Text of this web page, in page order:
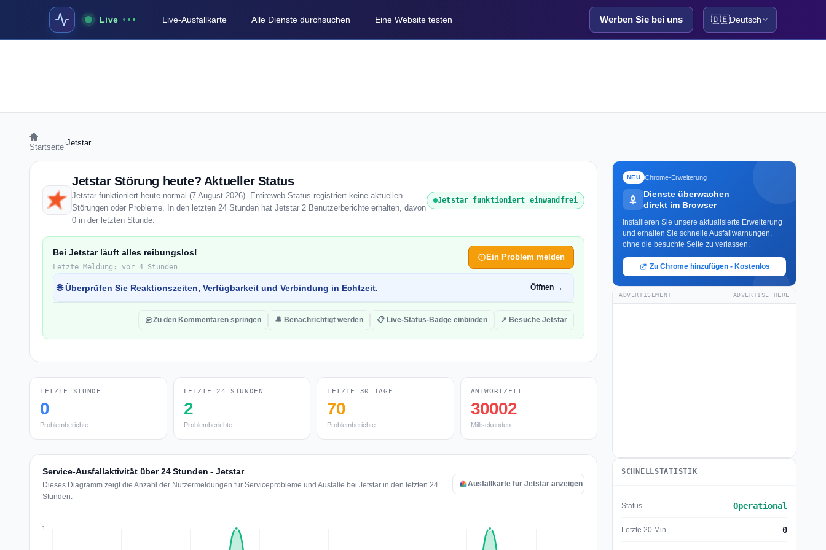
Live Live-Ausfallkarte Alle Dienste durchsuchen Eine Website testen Werben Sie bei uns 🇩🇪Deutsch
Startseite Jetstar
Jetstar Störung heute? Aktueller Status
Jetstar funktioniert heute normal (7 August 2026). Entireweb Status registriert keine aktuellen
Störungen oder Probleme. In den letzten 24 Stunden hat Jetstar 2 Benutzerberichte erhalten, davon
0 in der letzten Stunde.
Jetstar funktioniert einwandfrei
Bei Jetstar läuft alles reibungslos!
Letzte Meldung: vor 4 Stunden
Ein Problem melden
🌐 Überprüfen Sie Reaktionszeiten, Verfügbarkeit und Verbindung in Echtzeit. Öffnen →
Zu den Kommentaren springen 🔔 Benachrichtigt werden 📋 Live-Status-Badge einbinden ↗ Besuche Jetstar
LETZTE STUNDE
0
Problemberichte
LETZTE 24 STUNDEN
2
Problemberichte
LETZTE 30 TAGE
70
Problemberichte
ANTWORTZEIT
30002
Millisekunden
Service-Ausfallaktivität über 24 Stunden - Jetstar
Dieses Diagramm zeigt die Anzahl der Nutzermeldungen für Serviceprobleme und Ausfälle bei Jetstar in den letzten 24
Stunden.
Ausfallkarte für Jetstar anzeigen
NEU Chrome-Erweiterung
Dienste überwachen
direkt im Browser
Installieren Sie unsere aktualisierte Erweiterung
und erhalten Sie schnelle Ausfallwarnungen,
ohne die besuchte Seite zu verlassen.
Zu Chrome hinzufügen - Kostenlos
ADVERTISEMENT ADVERTISE HERE
SCHNELLSTATISTIK
Status Operational
Letzte 20 Min. 0